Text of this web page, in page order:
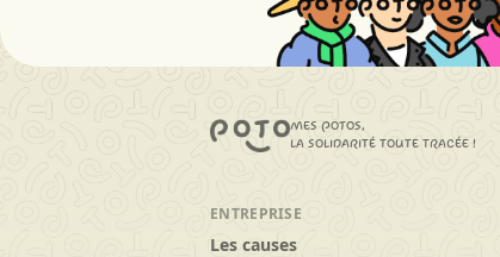
mes potos,
la solidarité toute tracée !
ENTREPRISE
Les causes